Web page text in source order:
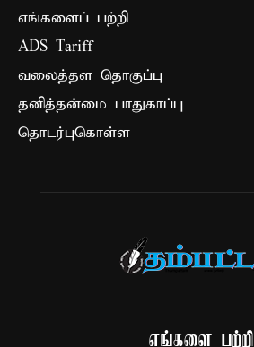
எங்களைப் பற்றி
ADS Tariff
வலைத்தள தொகுப்பு
தனித்தன்மை பாதுகாப்பு
தொடர்புகொள்ள
எங்களை பற்றி